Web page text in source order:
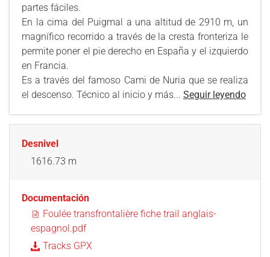
partes fáciles.
En la cima del Puigmal a una altitud de 2910 m, un
magnífico recorrido a través de la cresta fronteriza le
permite poner el pie derecho en España y el izquierdo
en Francia.
Es a través del famoso Cami de Nuria que se realiza
el descenso. Técnico al inicio y más... Seguir leyendo
Desnivel
1616.73 m
Documentación
Foulée transfrontalière fiche trail anglais-
espagnol.pdf
Tracks GPX